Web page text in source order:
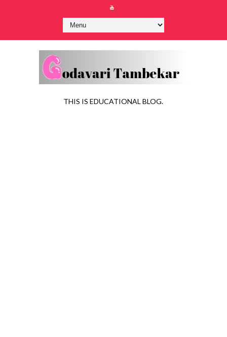
THIS IS EDUCATIONAL BLOG.